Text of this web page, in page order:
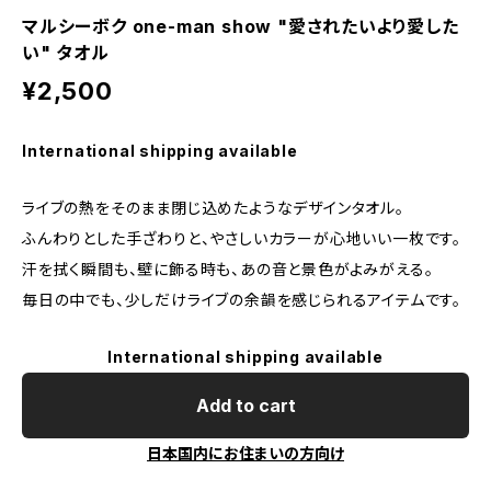
マルシーボク one-man show "愛されたいより愛した
い" タオル
¥2,500
International shipping available
ライブの熱をそのまま閉じ込めたようなデザインタオル。
ふんわりとした手ざわりと、やさしいカラーが心地いい一枚です。
汗を拭く瞬間も、壁に飾る時も、あの音と景色がよみがえる。
毎日の中でも、少しだけライブの余韻を感じられるアイテムです。
International shipping available
Add to cart
日本国内にお住まいの方向け